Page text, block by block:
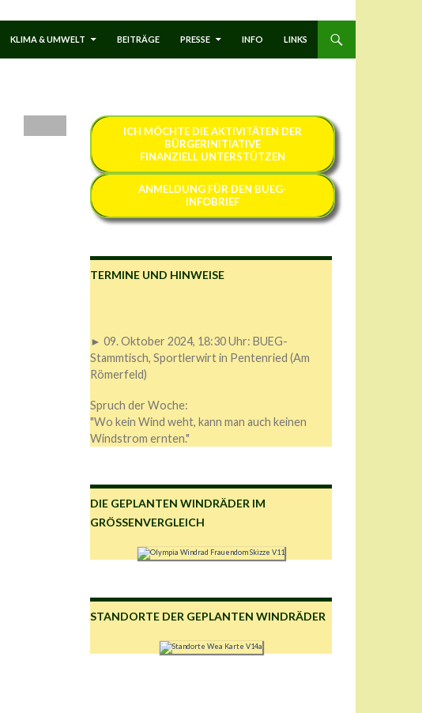
KLIMA & UMWELT BEITRÄGE PRESSE INFO LINKS
ICH MÖCHTE DIE AKTIVITÄTEN DER
BÜRGERINITIATIVE
FINANZIELL UNTERSTÜTZEN
ANMELDUNG FÜR DEN BUEG-
INFOBRIEF
TERMINE UND HINWEISE
► 09. Oktober 2024, 18:30 Uhr: BUEG-
Stammtisch, Sportlerwirt in Pentenried (Am
Römerfeld)
Spruch der Woche:
"Wo kein Wind weht, kann man auch keinen
Windstrom ernten."
DIE GEPLANTEN WINDRÄDER IM
GRÖSSENVERGLEICH
STANDORTE DER GEPLANTEN WINDRÄDER